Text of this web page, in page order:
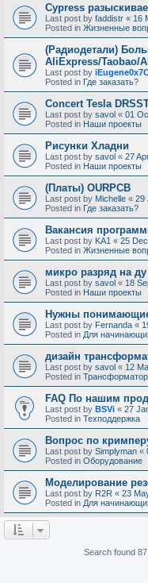
Cypress
Last post by faddistr « 16
Posted in Жизненные
(Радиодетали)
AliExpress/Taobao/
Last post by
Posted in Где заказать?
Concert Tesla
Last post by savol « 01
Posted in Наши проекты
Рисунки Хладни
Last post by savol « 27
Posted in Наши проекты
(Платы) OURPCB
Last post by Michelle « 29
Posted in Где заказать?
Вакансия
Last post by KA1 « 25
Posted in Жизненные
микро разряд на ду
Last post by savol « 18
Posted in Наши проекты
Нужны
Last post by Fernanda «
Posted in Для
дизайн
Last post by savol « 12
Posted in
FAQ По нашим
Last post by BSVi « 27
Posted in Техподдержка
Вопрос по
Last post by Simplyman «
Posted in Оборудование
Моделирование
Last post by R2R « 23
Posted in Для
Search found